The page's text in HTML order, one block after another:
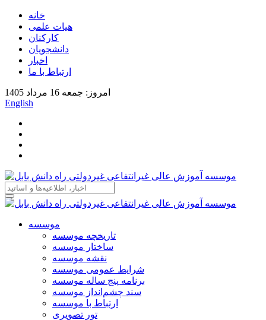
خانه
هیات علمی
کارکنان
دانشجویان
اخبار
ارتباط با ما
امروز: جمعه 16 مرداد 1405
English
موسسه
تاریخچه موسسه
ساختار موسسه
نقشه موسسه
شرایط عمومی موسسه
برنامه پنج ساله موسسه
سند چشم‌انداز موسسه
ارتباط با موسسه
تور تصویری